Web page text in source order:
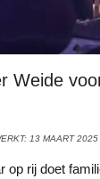
Weide
13 MAART 2025
op rij doet